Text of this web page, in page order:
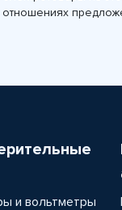
отношениях
и вольтметры